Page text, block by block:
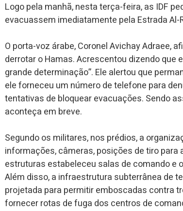
Logo pela manhã, nesta terça-feira, as IDF
evacuassem imediatamente pela Estrada
O porta-voz árabe, Coronel Avichay Adraee,
derrotar o Hamas. Acrescentou dizendo que
grande determinação”. Ele alertou que
ele forneceu um número de telefone para
tentativas de bloquear evacuações. Sendo
aconteça em breve.
Segundo os militares, nos prédios, a
informações, câmeras, posições de tiro
estruturas estabeleceu salas de comando e
Além disso, a infraestrutura subterrânea de
projetada para permitir emboscadas contra
fornecer rotas de fuga dos centros de